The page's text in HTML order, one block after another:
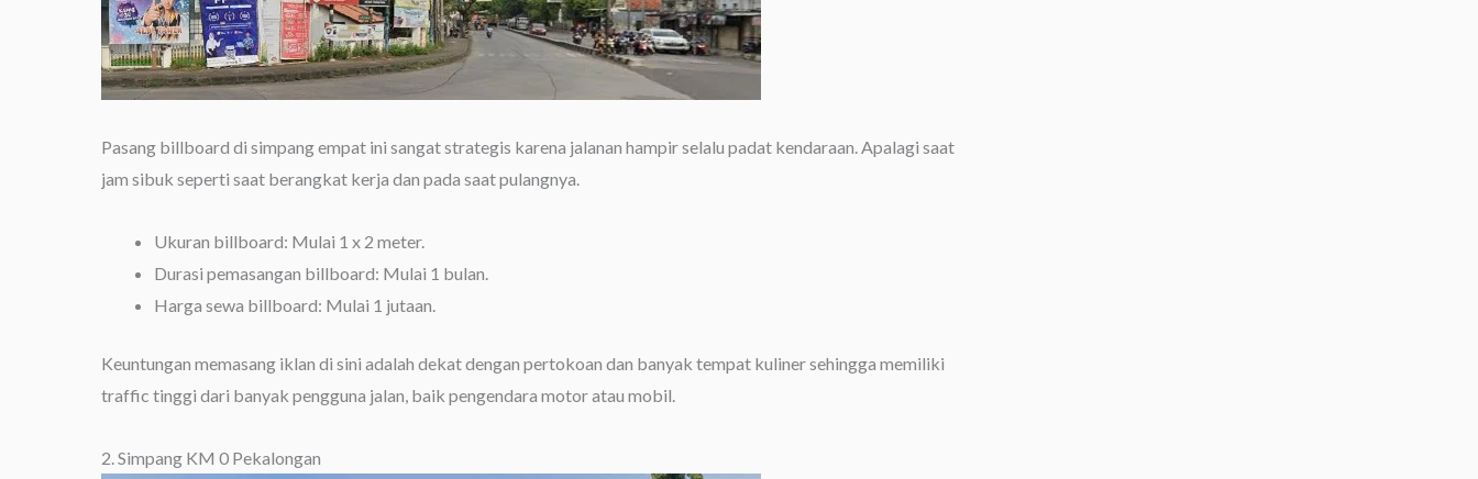
Pasang billboard di simpang empat ini sangat strategis karena jalanan hampir selalu padat kendaraan. Apalagi saat
jam sibuk seperti saat berangkat kerja dan pada saat pulangnya.
Ukuran billboard: Mulai 1 x 2 meter.
Durasi pemasangan billboard: Mulai 1 bulan.
Harga sewa billboard: Mulai 1 jutaan.
Keuntungan memasang iklan di sini adalah dekat dengan pertokoan dan banyak tempat kuliner sehingga memiliki
traffic tinggi dari banyak pengguna jalan, baik pengendara motor atau mobil.
2. Simpang KM 0 Pekalongan